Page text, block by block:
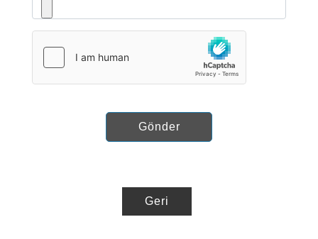
Gönder
Geri